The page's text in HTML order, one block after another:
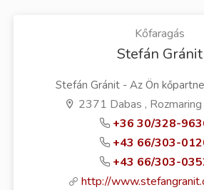
Kőfaragás
Stefán Gránit
Stefán Gránit - Az Ön
2371 Dabas ,
+36 30/328-
+43 66/303-
+43 66/303-
http://